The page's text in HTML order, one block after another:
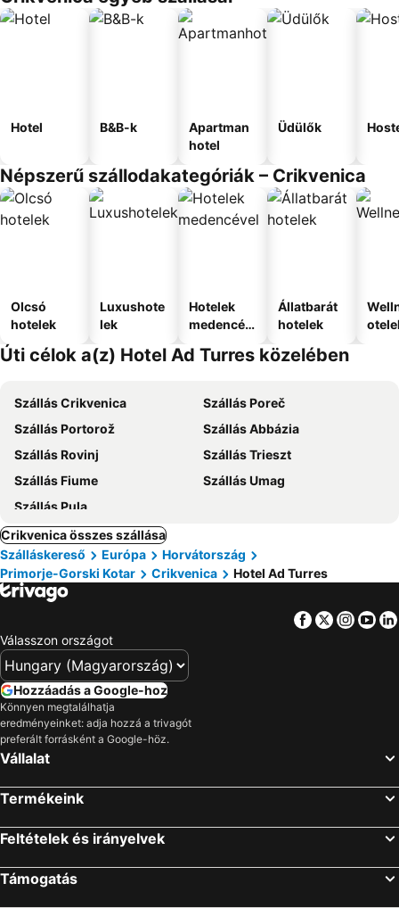
Hotel B&B-k
Apartman
hotel
Üdülők
Népszerű szállodakategóriák – Crikvenica
Olcsó
hotelek
Luxushote
lek
Hotelek
medencév
Állatbarát
hotelek
Úti célok a(z) Hotel Ad Turres közelében
Szállás Crikvenica
Szállás Poreč
Szállás Portorož
Szállás Abbázia
Szállás Rovinj
Szállás Trieszt
Szállás Fiume
Szállás Umag
Szállás Pula
Crikvenica összes szállása
Szálláskereső
Európa
Horvátország
Primorje-Gorski Kotar
Crikvenica Hotel Ad Turres
Facebook
Twitter
Válasszon országot
Hozzáadás a Google-hoz
Könnyen megtalálhatja
eredményeinket: adja hozzá a trivagót
preferált forrásként a Google-höz.
Vállalat
Termékeink
Feltételek és irányelvek
Támogatás